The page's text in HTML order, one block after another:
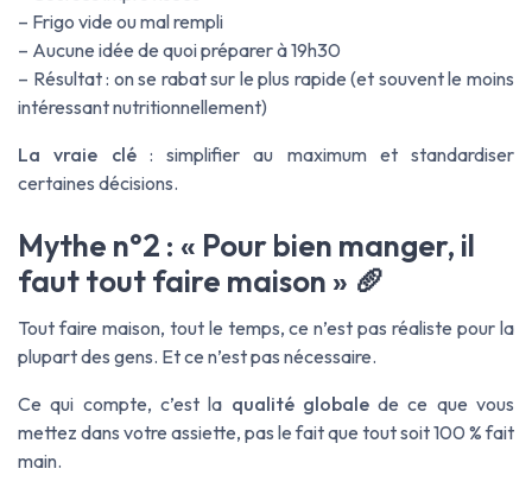
– Frigo vide ou mal rempli
– Aucune idée de quoi préparer à 19h30
– Résultat : on se rabat sur le plus rapide (et souvent le moins
intéressant nutritionnellement)
La vraie clé: simplifier au maximum et standardiser
certaines décisions.
Mythe n°2 : « Pour bien manger, il
faut tout faire maison » 🥖
Tout faire maison, tout le temps, ce n’est pas réaliste pour la
plupart des gens. Et ce n’est pas nécessaire.
Ce qui compte, c’est la qualité globalede ce que vous
mettez dans votre assiette, pas le fait que tout soit 100 % fait
main.